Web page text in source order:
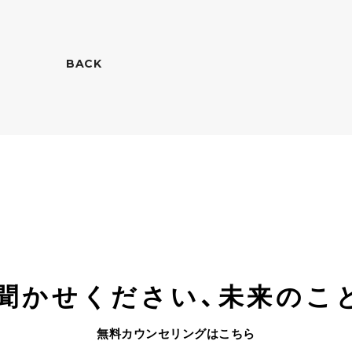
BACK
かせください、 未来のこ
無料カウンセリングはこちら